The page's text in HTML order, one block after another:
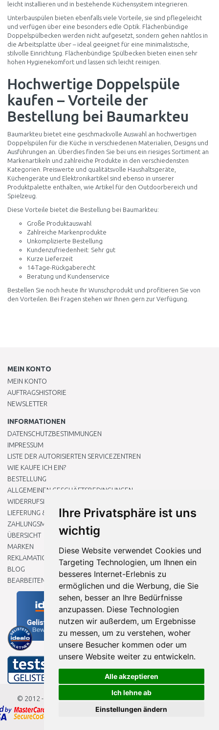
Ihre Privatsphäre ist uns
wichtig
Diese Website verwendet Cookies und
Targeting Technologien, um Ihnen ein
besseres Internet-Erlebnis zu
ermöglichen und die Werbung, die Sie
sehen, besser an Ihre Bedürfnisse
anzupassen. Diese Technologien
nutzen wir außerdem, um Ergebnisse
zu messen, um zu verstehen, woher
unsere Besucher kommen oder um
unsere Website weiter zu entwickeln.
Alle akzeptieren
Ich lehne ab
Einstellungen ändern
leicht installieren und in bestehende Küchensystem integrieren.
Unterbauspülen bieten ebenfalls viele Vorteile, sie sind pflegeleicht
und verfügen über eine besonders edle Optik. Flächenbündige
Doppelspülbecken werden nicht aufgesetzt, sondern gehen nahtlos in
die Arbeitsplatte über – ideal geeignet für eine minimalistische,
stilvolle Einrichtung. Flächenbündige Spülbecken bieten einen sehr
hohen Hygienekomfort und lassen sich leicht reinigen.
Hochwertige Doppelspüle
kaufen – Vorteile der
Bestellung bei Baumarkteu
Baumarkteu bietet eine geschmackvolle Auswahl an hochwertigen
Doppelspülen für die Küche in verschiedenen Materialien, Designs und
Ausführungen an. Überdies finden Sie bei uns ein riesiges Sortiment an
Markenartikeln und zahlreiche Produkte in den verschiedensten
Kategorien. Preiswerte und qualitätsvolle Haushaltsgeräte,
Küchengeräte und Elektronikartikel sind ebenso in unserer
Produktpalette enthalten, wie Artikel für den Outdoorbereich und
Spielzeug.
Diese Vorteile bietet die Bestellung bei Baumarkteu:
Große Produktauswahl
Zahlreiche Markenprodukte
Unkomplizierte Bestellung
Kundenzufriedenheit: Sehr gut
Kurze Lieferzeit
14-Tage-Rückgaberecht
Beratung und Kundenservice
Bestellen Sie noch heute Ihr Wunschprodukt und profitieren Sie von
den Vorteilen. Bei Fragen stehen wir Ihnen gern zur Verfügung.
MEIN KONTO
MEIN KONTO
AUFTRAGSHISTORIE
NEWSLETTER
INFORMATIONEN
DATENSCHUTZBESTIMMUNGEN
IMPRESSUM
LISTE DER AUTORISIERTEN SERVICEZENTREN
WIE KAUFE ICH EIN?
BESTELLUNG
ALLGEMEINEN GESCHÄFTSBEDINGUNGEN
WIDERRUFSRECHT
LIEFERUNG & ZAHLUNG
ZAHLUNGSMETHODEN
ÜBERSICHT
MARKEN
REKLAMATIONEN UND RETOUREN
BLOG
BEARBEITEN SIE MEINE COOKIE-EINSTELLUNGEN
© 2012 - 2026Baumarkteu.de